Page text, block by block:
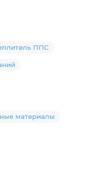
ППС
материалы